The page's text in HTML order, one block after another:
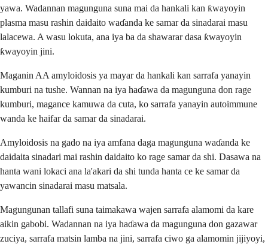
yawa. Wadannan magunguna suna mai da hankali kan ƙwayoyin
plasma masu rashin daidaito waɗanda ke samar da sinadarai masu
lalacewa. A wasu lokuta, ana iya ba da shawarar dasa ƙwayoyin
ƙwayoyin jini.
Maganin AA amyloidosis ya mayar da hankali kan sarrafa yanayin
kumburi na tushe. Wannan na iya haɗawa da magunguna don rage
kumburi, magance kamuwa da cuta, ko sarrafa yanayin autoimmune
wanda ke haifar da samar da sinadarai.
Amyloidosis na gado na iya amfana daga magunguna waɗanda ke
daidaita sinadari mai rashin daidaito ko rage samar da shi. Dasawa na
hanta wani lokaci ana la'akari da shi tunda hanta ce ke samar da
yawancin sinadarai masu matsala.
Magungunan tallafi suna taimakawa wajen sarrafa alamomi da kare
aikin gabobi. Wadannan na iya haɗawa da magunguna don gazawar
zuciya, sarrafa matsin lamba na jini, sarrafa ciwo ga alamomin jijiyoyi,